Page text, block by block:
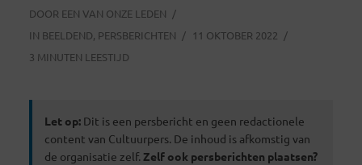
DOOR EEN VAN ONZE LEDEN
IN BEELDEND, PERSBERICHTEN
11 OKTOBER 2022
3 MINUTEN LEESTIJD
Let op:Dit is een persbericht en geen redactionele
content van Cultuurpers. De inhoud is afkomstig van
de organisatie zelf. Zelf ook persberichten plaatsen?